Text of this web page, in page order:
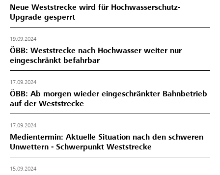
Neue Weststrecke wird für Hochwasserschutz-
Upgrade gesperrt
19.09.2024
ÖBB: Weststrecke nach Hochwasser weiter nur
eingeschränkt befahrbar
17.09.2024
ÖBB: Ab morgen wieder eingeschränkter Bahnbetrieb
auf der Weststrecke
17.09.2024
Medientermin: Aktuelle Situation nach den schweren
Unwettern - Schwerpunkt Weststrecke
15.09.2024